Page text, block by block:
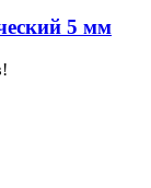
5 мм